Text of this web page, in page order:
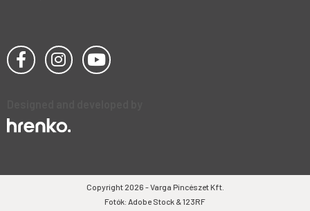
Copyright 2026 - Varga Pincészet Kft.
Fotók: Adobe Stock & 123RF